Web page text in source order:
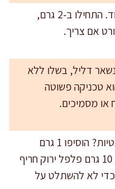
מינון תבלינים: כמון דומיננטי מאוד. התחילו ב-2 גרם,
אם צריך.
דליל, בשלו ללא
הוא טכניקה פשוטה
או מסמיכים.
שדרוג חריפות חכמה: רוצים פיקנטיות? הוסיפו 1 גרם
פתיתי צ׳ילי יחד עם התבלינים או 10 גרם פלפל ירוק חריף
לא להשתלט על